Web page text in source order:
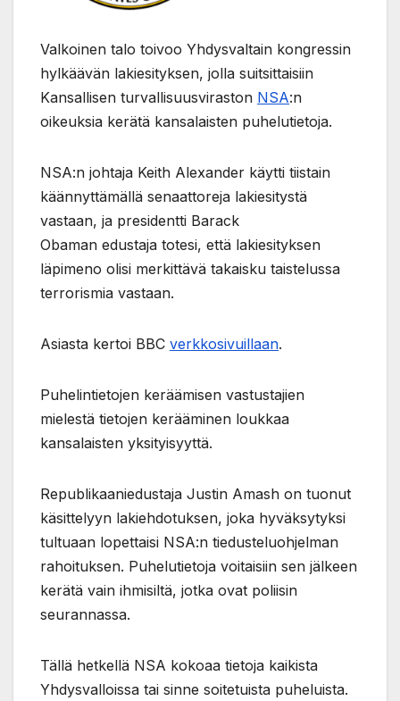
Valkoinen talo toivoo Yhdysvaltain kongressin
hylkäävän lakiesityksen, jolla suitsittaisiin
Kansallisen turvallisuusviraston NSA:n
oikeuksia kerätä kansalaisten puhelutietoja.
NSA:n johtaja Keith Alexander käytti tiistain
käännyttämällä senaattoreja lakiesitystä
vastaan, ja presidentti Barack
Obaman edustaja totesi, että lakiesityksen
läpimeno olisi merkittävä takaisku taistelussa
terrorismia vastaan.
Asiasta kertoi BBC verkkosivuillaan.
Puhelintietojen keräämisen vastustajien
mielestä tietojen kerääminen loukkaa
kansalaisten yksityisyyttä.
Republikaaniedustaja Justin Amash on tuonut
käsittelyyn lakiehdotuksen, joka hyväksytyksi
tultuaan lopettaisi NSA:n tiedusteluohjelman
rahoituksen. Puhelutietoja voitaisiin sen jälkeen
kerätä vain ihmisiltä, jotka ovat poliisin
seurannassa.
Tällä hetkellä NSA kokoaa tietoja kaikista
Yhdysvalloissa tai sinne soitetuista puheluista.